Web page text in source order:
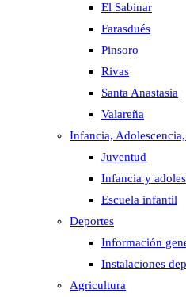
El Sabinar
Farasdués
Pinsoro
Rivas
Santa Anastasia
Valareña
Infancia,
Juventud
Infancia y
Escuela infantil
Deportes
Información
Instalaciones
Agricultura